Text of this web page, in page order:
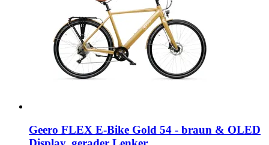
Geero FLEX E-​Bike Gold 54 -​ braun & OLED